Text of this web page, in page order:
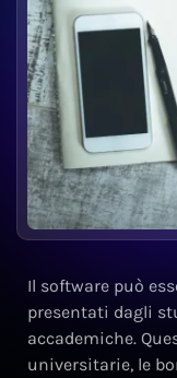
Il software può
presentati dagli
accademiche.
universitarie, le